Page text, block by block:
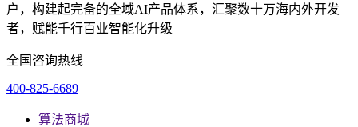
户，构建起完备的全域AI产品体系，汇聚数十万海内外开发
者，赋能千行百业智能化升级
全国咨询热线
400-825-6689
算法商城